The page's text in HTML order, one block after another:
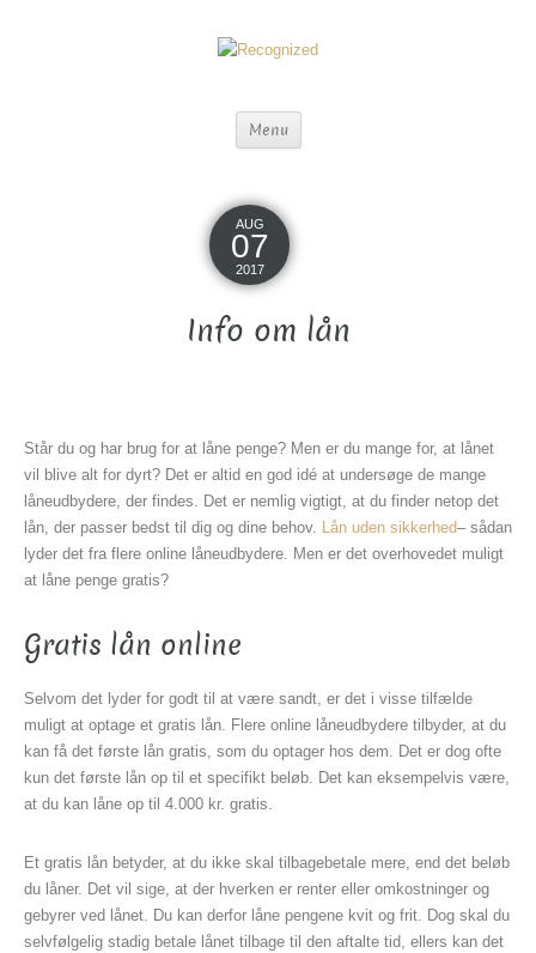
Menu
AUG
07
2017
Info om lån
Står du og har brug for at låne penge? Men er du mange for, at lånet
vil blive alt for dyrt? Det er altid en god idé at undersøge de mange
låneudbydere, der findes. Det er nemlig vigtigt, at du finder netop det
lån, der passer bedst til dig og dine behov. Lån uden sikkerhed– sådan
lyder det fra flere online låneudbydere. Men er det overhovedet muligt
at låne penge gratis?
Gratis lån online
Selvom det lyder for godt til at være sandt, er det i visse tilfælde
muligt at optage et gratis lån. Flere online låneudbydere tilbyder, at du
kan få det første lån gratis, som du optager hos dem. Det er dog ofte
kun det første lån op til et specifikt beløb. Det kan eksempelvis være,
at du kan låne op til 4.000 kr. gratis.
Et gratis lån betyder, at du ikke skal tilbagebetale mere, end det beløb
du låner. Det vil sige, at der hverken er renter eller omkostninger og
gebyrer ved lånet. Du kan derfor låne pengene kvit og frit. Dog skal du
selvfølgelig stadig betale lånet tilbage til den aftalte tid, ellers kan det